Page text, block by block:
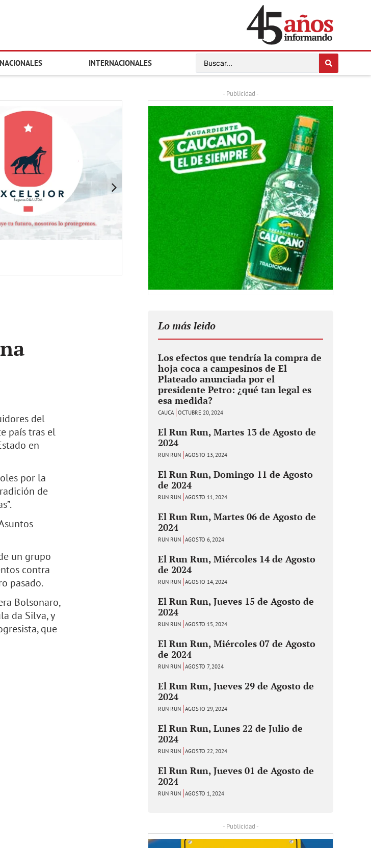
NACIONALES INTERNACIONALES
del
país tras el
en
por la
de
un grupo
contra
pasado.
Bolsonaro,
da Silva, y
que
- Publicidad -
Lo más leido
Los efectos que tendría la compra de
hoja coca a campesinos de El
Plateado anunciada por el
presidente Petro: ¿qué tan legal es
esa medida?
CAUCA OCTUBRE 20, 2024
El Run Run, Martes 13 de Agosto de
2024
RUN RUN AGOSTO 13, 2024
El Run Run, Domingo 11 de Agosto
de 2024
RUN RUN AGOSTO 11, 2024
El Run Run, Martes 06 de Agosto de
2024
RUN RUN AGOSTO 6, 2024
El Run Run, Miércoles 14 de Agosto
de 2024
RUN RUN AGOSTO 14, 2024
El Run Run, Jueves 15 de Agosto de
2024
RUN RUN AGOSTO 15, 2024
El Run Run, Miércoles 07 de Agosto
de 2024
RUN RUN AGOSTO 7, 2024
El Run Run, Jueves 29 de Agosto de
2024
RUN RUN AGOSTO 29, 2024
El Run Run, Lunes 22 de Julio de
2024
RUN RUN AGOSTO 22, 2024
El Run Run, Jueves 01 de Agosto de
2024
RUN RUN AGOSTO 1, 2024
- Publicidad -